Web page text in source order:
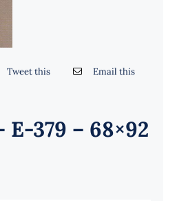
Tweet this Email this
E-379 – 68×92